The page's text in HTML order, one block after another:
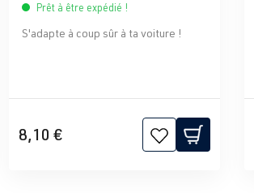
Prêt à être expédié !
S'adapte à coup sûr à ta voiture !
8,10 €